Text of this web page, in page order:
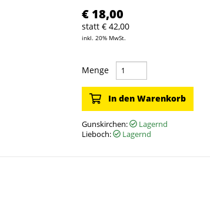
€ 18,00
statt € 42,00
inkl. 20% MwSt.
Menge
In den Warenkorb
Gunskirchen:
Lagernd
Lieboch:
Lagernd